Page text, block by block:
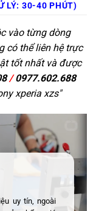
LÝ: 30-40 PHÚT)
vào từng dòng
có thể liên hệ trực
tốt nhất và được
/0977.602.688
xperia xzs"
uy tín, ngoài